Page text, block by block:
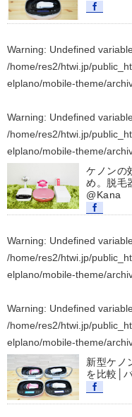
Warning: Undefined
/home/res2/htwi.jp/
elplano/mobile-theme/
Warning: Undefined
/home/res2/htwi.jp/
elplano/mobile-theme/
ケノンの
め。脱毛
@Kana
Warning: Undefined
/home/res2/htwi.jp/
elplano/mobile-theme/
Warning: Undefined
/home/res2/htwi.jp/
elplano/mobile-theme/
新型ケノ
を比較│